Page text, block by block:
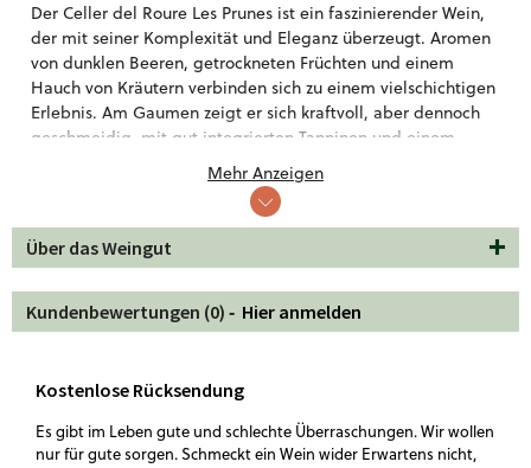
Der Celler del Roure Les Prunes ist ein faszinierender Wein,
der mit seiner Komplexität und Eleganz überzeugt. Aromen
von dunklen Beeren, getrockneten Früchten und einem
Hauch von Kräutern verbinden sich zu einem vielschichtigen
Erlebnis. Am Gaumen zeigt er sich kraftvoll, aber dennoch
geschmeidig, mit gut integrierten Tanninen und einem
langen, intensiven Abgang.
Ideal zu herzhaften Gerichten wie gegrilltem Lamm, wildem
Geflügel oder einer kräftigen Pasta mit Tomaten und Oliven.
Der Les Prunes passt perfekt zu einem Abendessen mit
Freunden oder einem besonderen Anlass, bei dem der Wein
mit seiner Tiefe und Komplexität das Highlight des Abends
bildet.
Mehr Anzeigen
Über das Weingut
Kundenbewertungen (0) ‐ Hier anmelden
Kostenlose Rücksendung
Es gibt im Leben gute und schlechte Überraschungen. Wir wollen
nur für gute sorgen. Schmeckt ein Wein wider Erwartens nicht,